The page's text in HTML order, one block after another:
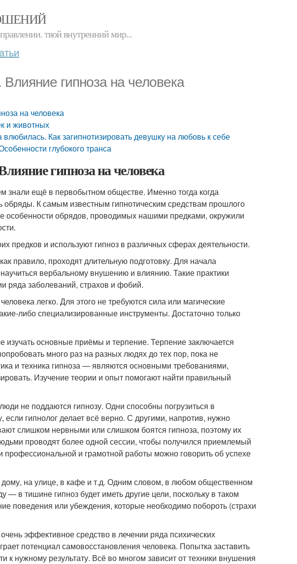
твой внутренний мир...
гипноза на человека
на человека
и животных
влюбилась. Как загипнотизировать девушку на любовь к себе
глубокого транса
гипноза на человека
знали ещё в первобытном обществе. Именно тогда когда
обряды. К самым известным гипнотическим средствам прошлого
особенности обрядов, проводимых нашими предками, окружили
предков и используют гипноз в различных сферах деятельности.
правило, проходят длительную подготовку. Для начала
вербальному внушению и влиянию. Такие практики
ряда заболеваний, страхов и фобий.
легко. Для этого не требуются сила или магические
либо специализированные инструменты. Достаточно только
основные приёмы и терпение. Терпение заключается
много раз на разных людях до тех пор, пока не
и техника гипноза — являются основными требованиями,
Изучение теории и опыт помогают найти правильный
не поддаются гипнозу. Одни способны погрузиться в
если гипнолог делает всё верно. С другими, напротив, нужно
слишком нервными или слишком боятся гипноза, поэтому их
проводят более одной сессии, чтобы получился приемлемый
профессиональной и грамотной работы можно говорить об успехе
на улице, в кафе и т.д. Одним словом, в любом общественном
— в тишине гипноз будет иметь другие цели, поскольку в таком
поведения или убеждения, которые необходимо побороть (страхи
эффективное средство в лечении ряда психических
потенциал самовосстановления человека. Попытка заставить
к нужному результату. Всё во многом зависит от техники внушения